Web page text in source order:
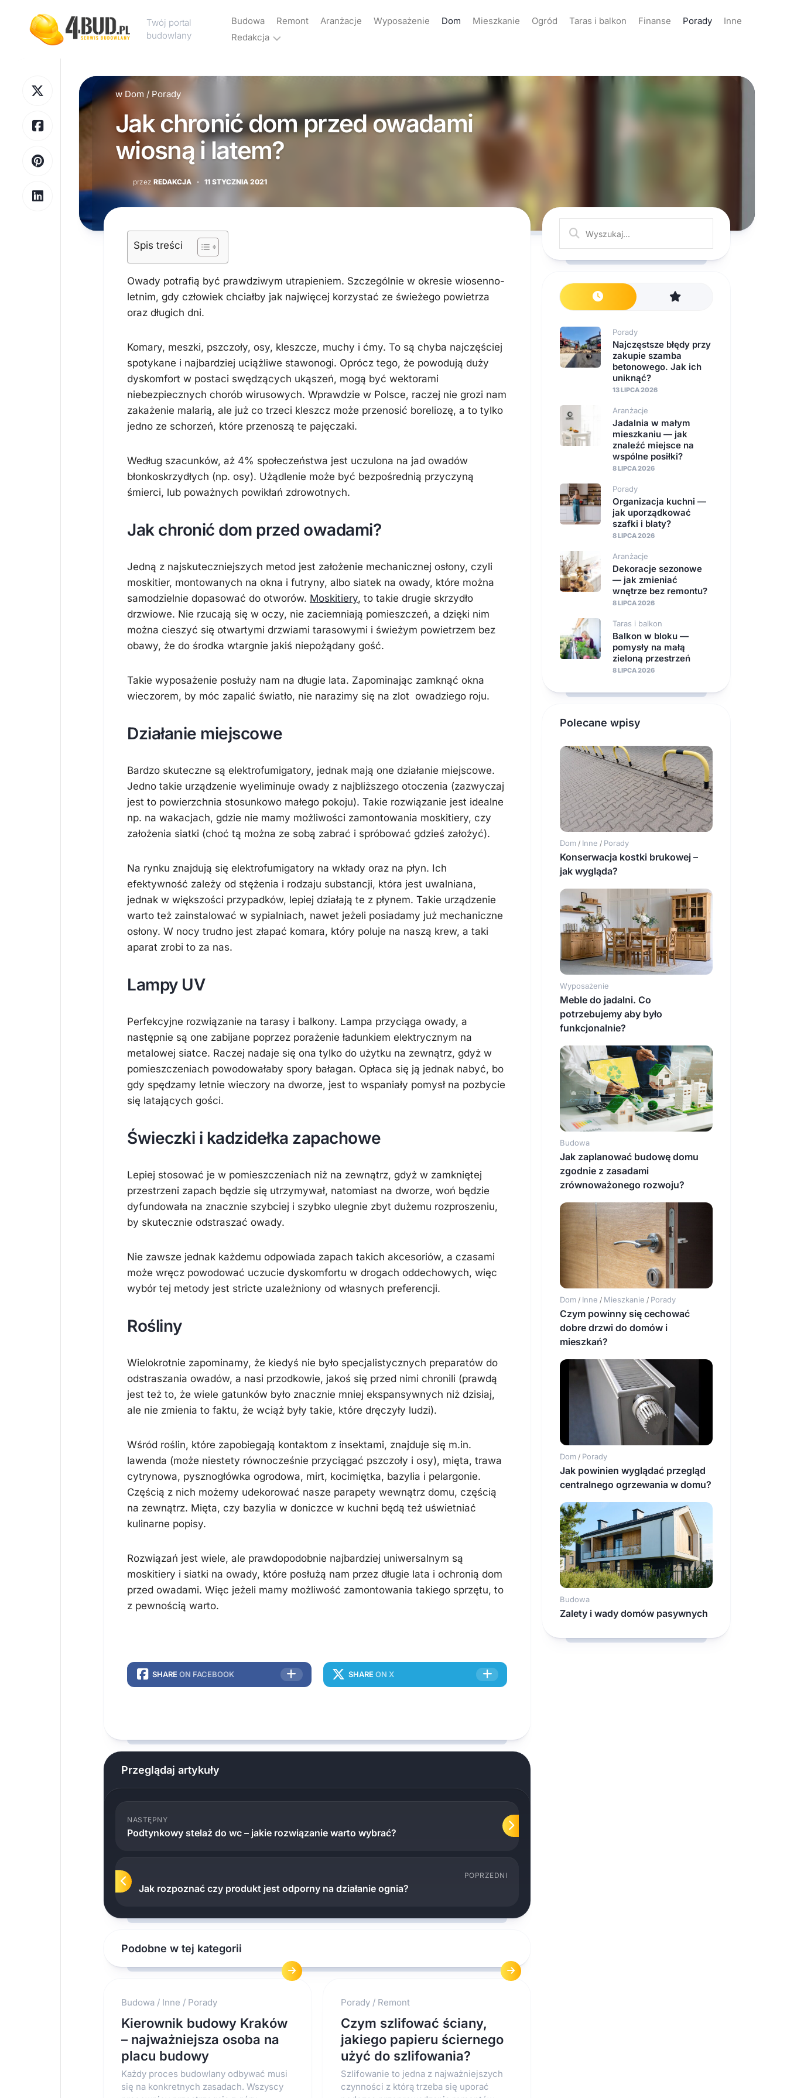
content
Twój portal
budowlany
Budowa Remont Aranżacje Wyposażenie Dom Mieszkanie Ogród Taras i balkon Finanse Porady
Inne
Redakcja
Reklama
Polityka
prywatności
w Dom / Porady
Jak chronić dom przed owadami
wiosną i latem?
przez REDAKCJA · 11 STYCZNIA 2021
Spis treści
Owady potrafią być prawdziwym utrapieniem. Szczególnie w okresie wiosenno-
letnim, gdy człowiek chciałby jak najwięcej korzystać ze świeżego powietrza
oraz długich dni.
Komary, meszki, pszczoły, osy, kleszcze, muchy i ćmy. To są chyba najczęściej
spotykane i najbardziej uciążliwe stawonogi. Oprócz tego, że powodują duży
dyskomfort w postaci swędzących ukąszeń, mogą być wektorami
niebezpiecznych chorób wirusowych. Wprawdzie w Polsce, raczej nie grozi nam
zakażenie malarią, ale już co trzeci kleszcz może przenosić boreliozę, a to tylko
jedno ze schorzeń, które przenoszą te pajęczaki.
Według szacunków, aż 4% społeczeństwa jest uczulona na jad owadów
błonkoskrzydłych (np. osy). Użądlenie może być bezpośrednią przyczyną
śmierci, lub poważnych powikłań zdrowotnych.
Jak chronić dom przed owadami?
Jedną z najskuteczniejszych metod jest założenie mechanicznej osłony, czyli
moskitier, montowanych na okna i futryny, albo siatek na owady, które można
samodzielnie dopasować do otworów. Moskitiery, to takie drugie skrzydło
drzwiowe. Nie rzucają się w oczy, nie zaciemniają pomieszczeń, a dzięki nim
można cieszyć się otwartymi drzwiami tarasowymi i świeżym powietrzem bez
obawy, że do środka wtargnie jakiś niepożądany gość.
Takie wyposażenie posłuży nam na długie lata. Zapominając zamknąć okna
wieczorem, by móc zapalić światło, nie narazimy się na zlot owadziego roju.
Działanie miejscowe
Bardzo skuteczne są elektrofumigatory, jednak mają one działanie miejscowe.
Jedno takie urządzenie wyeliminuje owady z najbliższego otoczenia (zazwyczaj
jest to powierzchnia stosunkowo małego pokoju). Takie rozwiązanie jest idealne
np. na wakacjach, gdzie nie mamy możliwości zamontowania moskitiery, czy
założenia siatki (choć tą można ze sobą zabrać i spróbować gdzieś założyć).
Na rynku znajdują się elektrofumigatory na wkłady oraz na płyn. Ich
efektywność zależy od stężenia i rodzaju substancji, która jest uwalniana,
jednak w większości przypadków, lepiej działają te z płynem. Takie urządzenie
warto też zainstalować w sypialniach, nawet jeżeli posiadamy już mechaniczne
osłony. W nocy trudno jest złapać komara, który poluje na naszą krew, a taki
aparat zrobi to za nas.
Lampy UV
Perfekcyjne rozwiązanie na tarasy i balkony. Lampa przyciąga owady, a
następnie są one zabijane poprzez porażenie ładunkiem elektrycznym na
metalowej siatce. Raczej nadaje się ona tylko do użytku na zewnątrz, gdyż w
pomieszczeniach powodowałaby spory bałagan. Opłaca się ją jednak nabyć, bo
gdy spędzamy letnie wieczory na dworze, jest to wspaniały pomysł na pozbycie
się latających gości.
Świeczki i kadzidełka zapachowe
Lepiej stosować je w pomieszczeniach niż na zewnątrz, gdyż w zamkniętej
przestrzeni zapach będzie się utrzymywał, natomiast na dworze, woń będzie
dyfundowała na znacznie szybciej i szybko ulegnie zbyt dużemu rozproszeniu,
by skutecznie odstraszać owady.
Nie zawsze jednak każdemu odpowiada zapach takich akcesoriów, a czasami
może wręcz powodować uczucie dyskomfortu w drogach oddechowych, więc
wybór tej metody jest stricte uzależniony od własnych preferencji.
Rośliny
Wielokrotnie zapominamy, że kiedyś nie było specjalistycznych preparatów do
odstraszania owadów, a nasi przodkowie, jakoś się przed nimi chronili (prawdą
jest też to, że wiele gatunków było znacznie mniej ekspansywnych niż dzisiaj,
ale nie zmienia to faktu, że wciąż były takie, które dręczyły ludzi).
Wśród roślin, które zapobiegają kontaktom z insektami, znajduje się m.in.
lawenda (może niestety równocześnie przyciągać pszczoły i osy), mięta, trawa
cytrynowa, pysznogłówka ogrodowa, mirt, kocimiętka, bazylia i pelargonie.
Częścią z nich możemy udekorować nasze parapety wewnątrz domu, częścią
na zewnątrz. Mięta, czy bazylia w doniczce w kuchni będą też uświetniać
kulinarne popisy.
Rozwiązań jest wiele, ale prawdopodobnie najbardziej uniwersalnym są
moskitiery i siatki na owady, które posłużą nam przez długie lata i ochronią dom
przed owadami. Więc jeżeli mamy możliwość zamontowania takiego sprzętu, to
z pewnością warto.
SHARE ON FACEBOOK SHARE ON X
Przeglądaj artykuły
NASTĘPNY
Podtynkowy stelaż do wc – jakie rozwiązanie warto wybrać?
POPRZEDNI
Jak rozpoznać czy produkt jest odporny na działanie ognia?
Podobne w tej kategorii
Budowa / Inne / Porady
Kierownik budowy Kraków
– najważniejsza osoba na
placu budowy
Każdy proces budowlany odbywać musi
się na konkretnych zasadach. Wszyscy
Porady/ Remont
Czym szlifować ściany,
jakiego papieru ściernego
użyć do szlifowania?
Szlifowanie to jedna z najważniejszych
czynności z którą trzeba się uporać
Porady
Najczęstsze błędy przy
zakupie szamba
betonowego. Jak ich
uniknąć?
13 LIPCA 2026
Aranżacje
Jadalnia w małym
mieszkaniu — jak
znaleźć miejsce na
wspólne posiłki?
8 LIPCA 2026
Porady
Organizacja kuchni —
jak uporządkować
szafki i blaty?
8 LIPCA 2026
Aranżacje
Dekoracje sezonowe
— jak zmieniać
wnętrze bez remontu?
8 LIPCA 2026
Taras i balkon
Balkon w bloku —
pomysły na małą
zieloną przestrzeń
8 LIPCA 2026
Polecane wpisy
Dom / Inne / Porady
Konserwacja kostki brukowej –
jak wygląda?
Wyposażenie
Meble do jadalni. Co
potrzebujemy aby było
funkcjonalnie?
Budowa
Jak zaplanować budowę domu
zgodnie z zasadami
zrównoważonego rozwoju?
Dom / Inne / Mieszkanie / Porady
Czym powinny się cechować
dobre drzwi do domów i
mieszkań?
Dom / Porady
Jak powinien wyglądać przegląd
centralnego ogrzewania w domu?
Budowa
Zalety i wady domów pasywnych